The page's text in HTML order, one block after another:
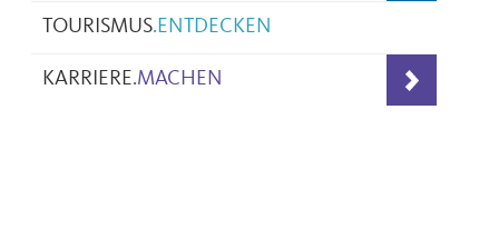
TOURISMUS.ENTDECKEN
KARRIERE.MACHEN